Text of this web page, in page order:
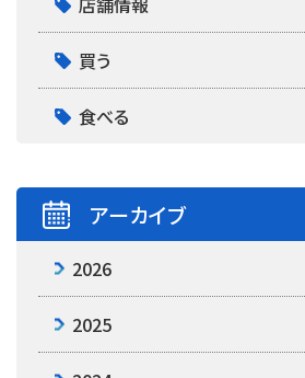
買う
食べる
アーカイブ
2026
2025